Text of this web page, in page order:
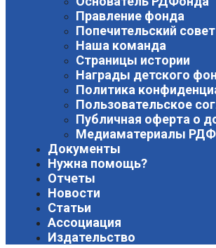
Правление фонда
Попечительский совет
Наша команда
Страницы истории
Награды детского
Политика
Пользовательское
Публичная оферта о
Медиаматериалы РДФ
Документы
Нужна помощь?
Отчеты
Новости
Статьи
Ассоциация
Издательство